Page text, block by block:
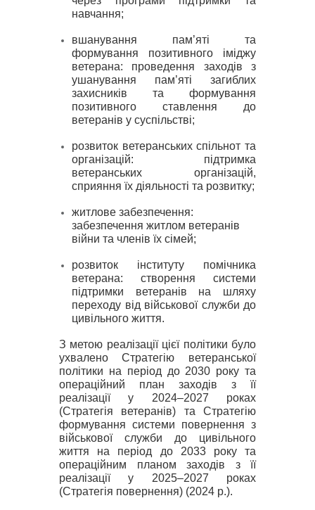
навчання;
вшанування пам’яті та
формування позитивного іміджу
ветерана: проведення заходів з
ушанування пам’яті загиблих
захисників та формування
позитивного ставлення до
ветеранів у суспільстві;
розвиток ветеранських спільнот та
організацій: підтримка
ветеранських організацій,
сприяння їх діяльності та розвитку;
житлове забезпечення:
забезпечення житлом ветеранів
війни та членів їх сімей;
розвиток інституту помічника
ветерана: створення системи
підтримки ветеранів на шляху
переходу від військової служби до
цивільного життя.
З метою реалізації цієї політики було
ухвалено
Стратегію ветеранської
політики на період до 2030 року та
операційний план заходів з її
реалізації у 2024–2027 роках
(Стратегія ветеранів) та Стратегію
формування системи повернення з
військової служби до цивільного
життя на період до 2033 року та
операційним планом заходів з її
реалізації у 2025–2027 роках
(Стратегія повернення) (2024 р.).